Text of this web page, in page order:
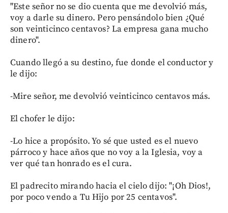
"Este señor no se dio cuenta que me devolvió más,
voy a darle su dinero. Pero pensándolo bien ¿Qué
son veinticinco centavos? La empresa gana mucho
dinero".
Cuando llegó a su destino, fue donde el conductor y
le dijo:
-Mire señor, me devolvió veinticinco centavos más.
El chofer le dijo:
-Lo hice a propósito. Yo sé que usted es el nuevo
párroco y hace años que no voy a la Iglesia, voy a
ver qué tan honrado es el cura.
El padrecito mirando hacia el cielo dijo: "¡Oh Dios!,
por poco vendo a Tu Hijo por 25 centavos".